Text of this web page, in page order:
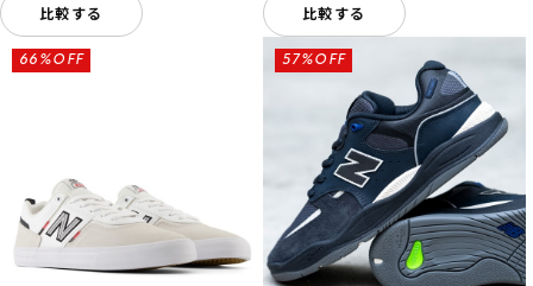
比較する 比較する
66%OFF 57%OFF